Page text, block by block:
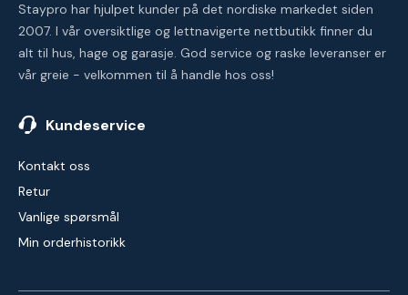
Staypro har hjulpet kunder på det nordiske markedet siden
2007. I vår oversiktlige og lettnavigerte nettbutikk finner du
alt til hus, hage og garasje. God service og raske leveranser er
vår greie - velkommen til å handle hos oss!
Kundeservice
Kontakt oss
Retur
Vanlige spørsmål
Min orderhistorikk